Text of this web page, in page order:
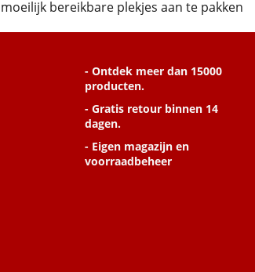
moeilijk bereikbare plekjes aan te pakken
- Ontdek meer dan 15000
producten.
- Gratis retour binnen 14
dagen.
- Eigen magazijn en
voorraadbeheer